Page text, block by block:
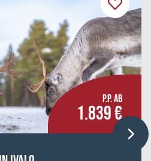
P.P. AB
1.839 €